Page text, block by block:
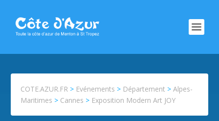
COTE.AZUR.FR > Evénements > Département >Alpes-
Maritimes > Cannes > Exposition Modern Art JOY